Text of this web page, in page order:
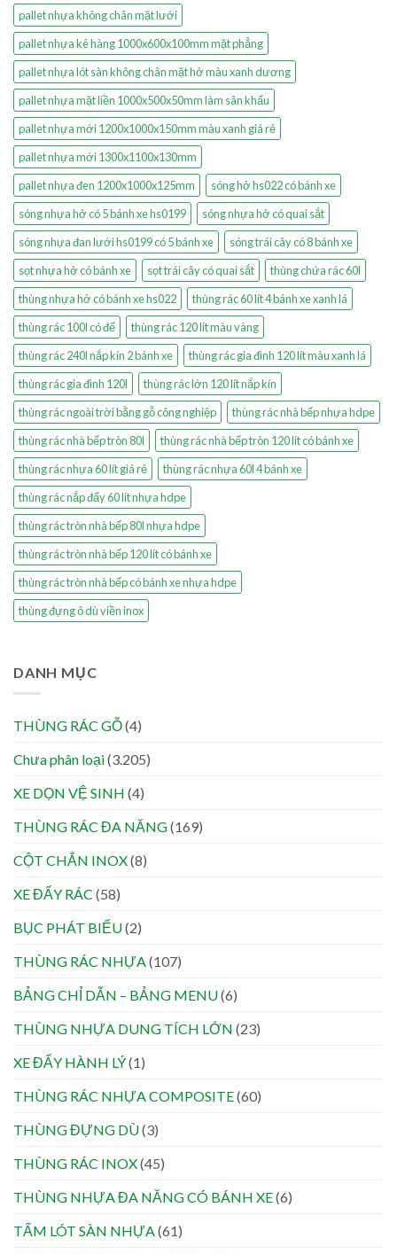
pallet nhựa không chân mặt lưới
pallet nhựa kê hàng 1000x600x100mm mặt phẳng
pallet nhựa lót sàn không chân mặt hở màu xanh dương
pallet nhựa mặt liền 1000x500x50mm làm sân khấu
pallet nhựa mới 1200x1000x150mm màu xanh giá rẻ
pallet nhựa mới 1300x1100x130mm
pallet nhựa đen 1200x1000x125mm
sóng hở hs022 có bánh xe
sóng nhựa hở có 5 bánh xe hs0199
sóng nhựa hở có quai sắt
sóng nhựa đan lưới hs0199 có 5 bánh xe
sóng trái cây có 8 bánh xe
sọt nhựa hở có bánh xe
sọt trái cây có quai sắt
thùng chứa rác 60l
thùng nhựa hở có bánh xe hs022
thùng rác 60 lít 4 bánh xe xanh lá
thùng rác 100l có đế
thùng rác 120 lít màu vàng
thùng rác 240l nắp kín 2 bánh xe
thùng rác gia đình 120 lít màu xanh lá
thùng rác gia đình 120l
thùng rác lớn 120 lít nắp kín
thùng rác ngoài trời bằng gỗ công nghiệp
thùng rác nhà bếp nhựa hdpe
thùng rác nhà bếp tròn 80l
thùng rác nhà bếp tròn 120 lít có bánh xe
thùng rác nhựa 60 lít giá rẻ
thùng rác nhựa 60l 4 bánh xe
thùng rác nắp đẩy 60 lít nhựa hdpe
thùng rác tròn nhà bếp 80l nhựa hdpe
thùng rác tròn nhà bếp 120 lít có bánh xe
thùng rác tròn nhà bếp có bánh xe nhựa hdpe
thùng đựng ô dù viền inox
DANH MỤC
THÙNG RÁC GỖ(4)
Chưa phân loại(3.205)
XE DỌN VỆ SINH (4)
THÙNG RÁC ĐA NĂNG(169)
CỘT CHẮN INOX(8)
XE ĐẨY RÁC (58)
BỤC PHÁT BIỂU(2)
THÙNG RÁC NHỰA(107)
BẢNG CHỈ DẪN – BẢNG MENU(6)
THÙNG NHỰA DUNG TÍCH LỚN (23)
XE ĐẨY HÀNH LÝ(1)
THÙNG RÁC NHỰA COMPOSITE(60)
THÙNG ĐỰNG DÙ(3)
THÙNG RÁC INOX(45)
THÙNG NHỰA ĐA NĂNG CÓ BÁNH XE(6)
TẤM LÓT SÀN NHỰA(61)